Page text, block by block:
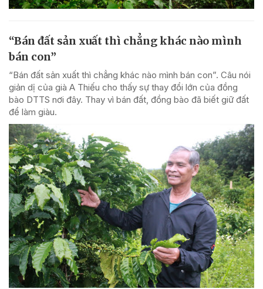
“Bán đất sản xuất thì chẳng khác nào mình
bán con”
“Bán đất sản xuất thì chẳng khác nào mình bán con”. Câu nói
giản dị của già A Thiếu cho thấy sự thay đổi lớn của đồng
bào DTTS nơi đây. Thay vì bán đất, đồng bào đã biết giữ đất
để làm giàu.